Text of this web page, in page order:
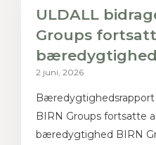
ULDALL
Groups
bæredygtighed
2 juni, 2026
Bæredygtighedsrapport
BIRN Groups fortsatte
bæredygtighed BIRN